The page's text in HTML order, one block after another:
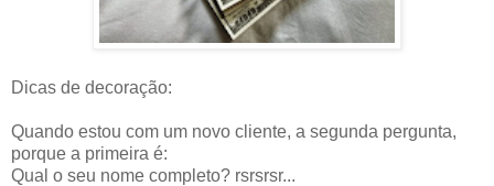
Dicas de decoração:
Quando estou com um novo cliente, a segunda pergunta,
porque a primeira é:
Qual o seu nome completo? rsrsrsr...